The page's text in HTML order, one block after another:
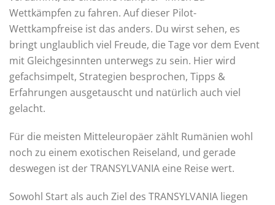
Wettkämpfen zu fahren. Auf dieser Pilot-
Wettkampfreise ist das anders. Du wirst sehen, es
bringt unglaublich viel Freude, die Tage vor dem Event
mit Gleichgesinnten unterwegs zu sein. Hier wird
gefachsimpelt, Strategien besprochen, Tipps &
Erfahrungen ausgetauscht und natürlich auch viel
gelacht.
Für die meisten Mitteleuropäer zählt Rumänien wohl
noch zu einem exotischen Reiseland, und gerade
deswegen ist der TRANSYLVANIA eine Reise wert. ​
Sowohl Start als auch Ziel des TRANSYLVANIA liegen